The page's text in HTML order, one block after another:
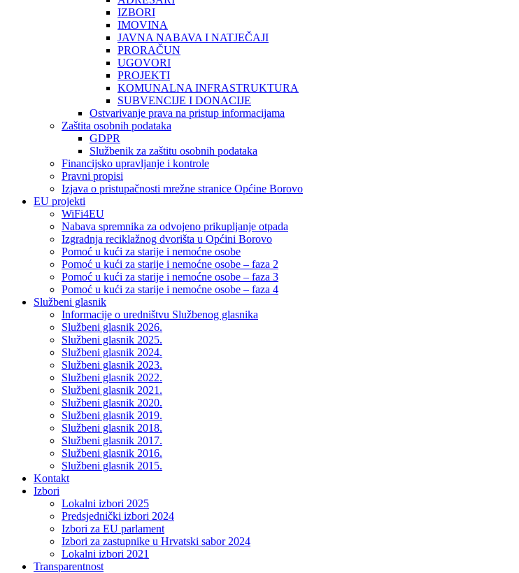
IZBORI
IMOVINA
JAVNA NABAVA I NATJEČAJI
PRORAČUN
UGOVORI
PROJEKTI
KOMUNALNA INFRASTRUKTURA
SUBVENCIJE I DONACIJE
Ostvarivanje prava na pristup informacijama
Zaštita osobnih podataka
GDPR
Službenik za zaštitu osobnih podataka
Financijsko upravljanje i kontrole
Pravni propisi
Izjava o pristupačnosti mrežne stranice Općine Borovo
EU projekti
WiFi4EU
Nabava spremnika za odvojeno prikupljanje otpada
Izgradnja reciklažnog dvorišta u Općini Borovo
Pomoć u kući za starije i nemoćne osobe
Pomoć u kući za starije i nemoćne osobe – faza 2
Pomoć u kući za starije i nemoćne osobe – faza 3
Pomoć u kući za starije i nemoćne osobe – faza 4
Službeni glasnik
Informacije o uredništvu Službenog glasnika
Službeni glasnik 2026.
Službeni glasnik 2025.
Službeni glasnik 2024.
Službeni glasnik 2023.
Službeni glasnik 2022.
Službeni glasnik 2021.
Službeni glasnik 2020.
Službeni glasnik 2019.
Službeni glasnik 2018.
Službeni glasnik 2017.
Službeni glasnik 2016.
Službeni glasnik 2015.
Kontakt
Izbori
Lokalni izbori 2025
Predsjednički izbori 2024
Izbori za EU parlament
Izbori za zastupnike u Hrvatski sabor 2024
Lokalni izbori 2021
Transparentnost